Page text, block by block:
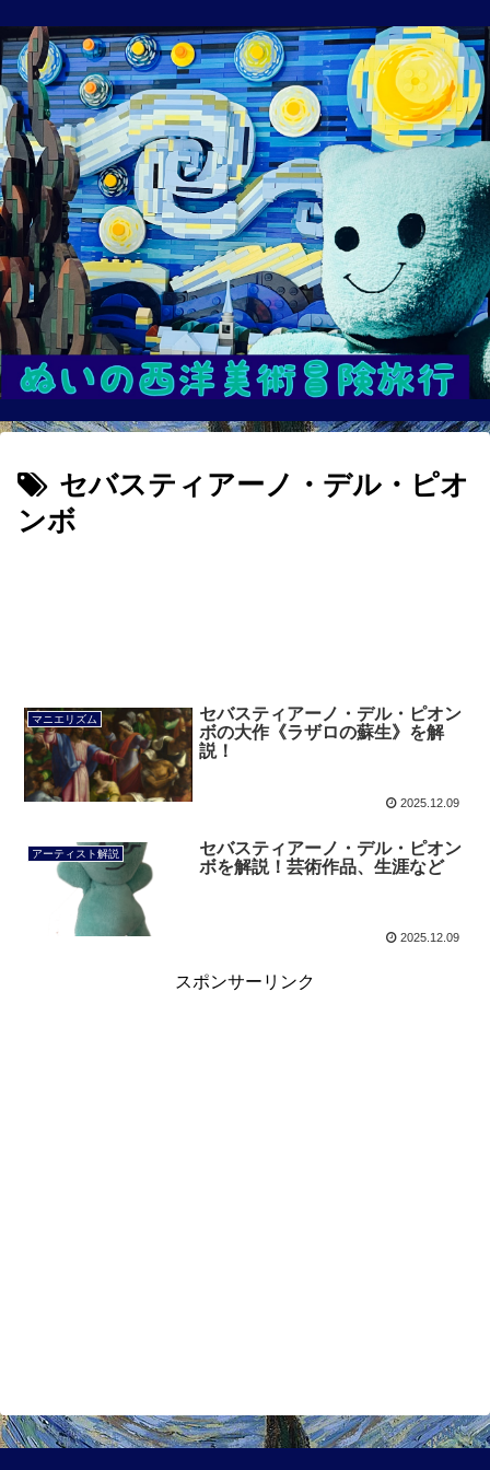
セバスティアーノ・デル・ピオ
ンボ
マニエリズム
セバスティアーノ・デル・ピオン
ボの大作《ラザロの蘇生》を解
説！
2025.12.09
アーティスト解説
セバスティアーノ・デル・ピオン
ボを解説！芸術作品、生涯など
2025.12.09
スポンサーリンク